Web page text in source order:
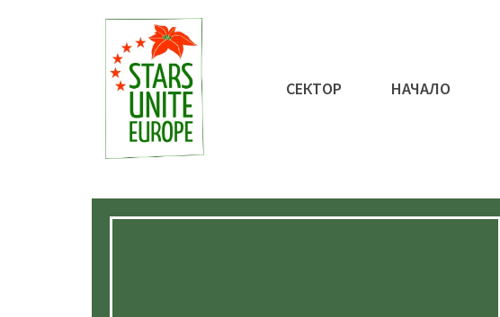
СЕКТОР НАЧАЛО